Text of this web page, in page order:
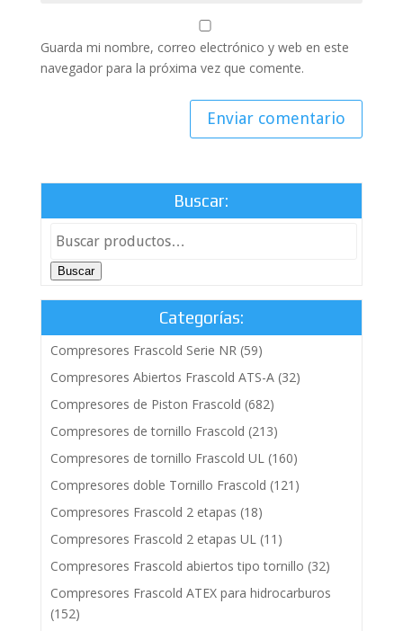
Guarda mi nombre, correo electrónico y web en este
navegador para la próxima vez que comente.
Buscar:
Buscar
Categorías:
Compresores Frascold Serie NR (59)
Compresores Abiertos Frascold ATS-A (32)
Compresores de Piston Frascold (682)
Compresores de tornillo Frascold (213)
Compresores de tornillo Frascold UL (160)
Compresores doble Tornillo Frascold (121)
Compresores Frascold 2 etapas (18)
Compresores Frascold 2 etapas UL (11)
Compresores Frascold abiertos tipo tornillo (32)
Compresores Frascold ATEX para hidrocarburos
(152)